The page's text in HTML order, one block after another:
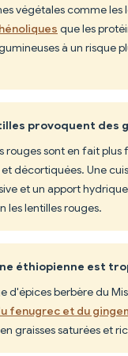
végétales comme les
que les
à un risque
provoquent
rouges sont en fait
et décortiquées. Une
et un apport
les lentilles rouges.
éthiopienne est
d'épices berbère du
fenugrec et du
graisses saturées et